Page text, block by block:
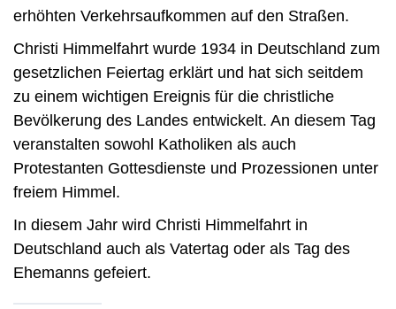
erhöhten Verkehrsaufkommen auf den Straßen.
Christi Himmelfahrt wurde 1934 in Deutschland zum
gesetzlichen Feiertag erklärt und hat sich seitdem
zu einem wichtigen Ereignis für die christliche
Bevölkerung des Landes entwickelt. An diesem Tag
veranstalten sowohl Katholiken als auch
Protestanten Gottesdienste und Prozessionen unter
freiem Himmel.
In diesem Jahr wird Christi Himmelfahrt in
Deutschland auch als Vatertag oder als Tag des
Ehemanns gefeiert.